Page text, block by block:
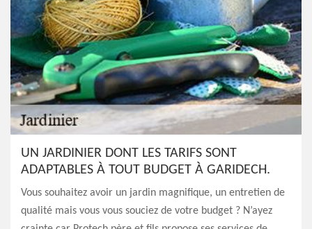
UN JARDINIER DONT LES TARIFS SONT
ADAPTABLES À TOUT BUDGET À GARIDECH.
Vous souhaitez avoir un jardin magnifique, un entretien de
qualité mais vous vous souciez de votre budget ? N’ayez